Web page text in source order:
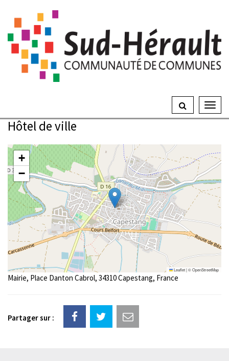
Ouvrir
le
Hôtel de ville
+
−
Leaflet|©OpenStreetMap
Mairie, Place Danton Cabrol, 34310 Capestang, France
Partager sur :